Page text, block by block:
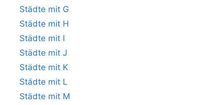
Städte mit G
Städte mit H
Städte mit I
Städte mit J
Städte mit K
Städte mit L
Städte mit M